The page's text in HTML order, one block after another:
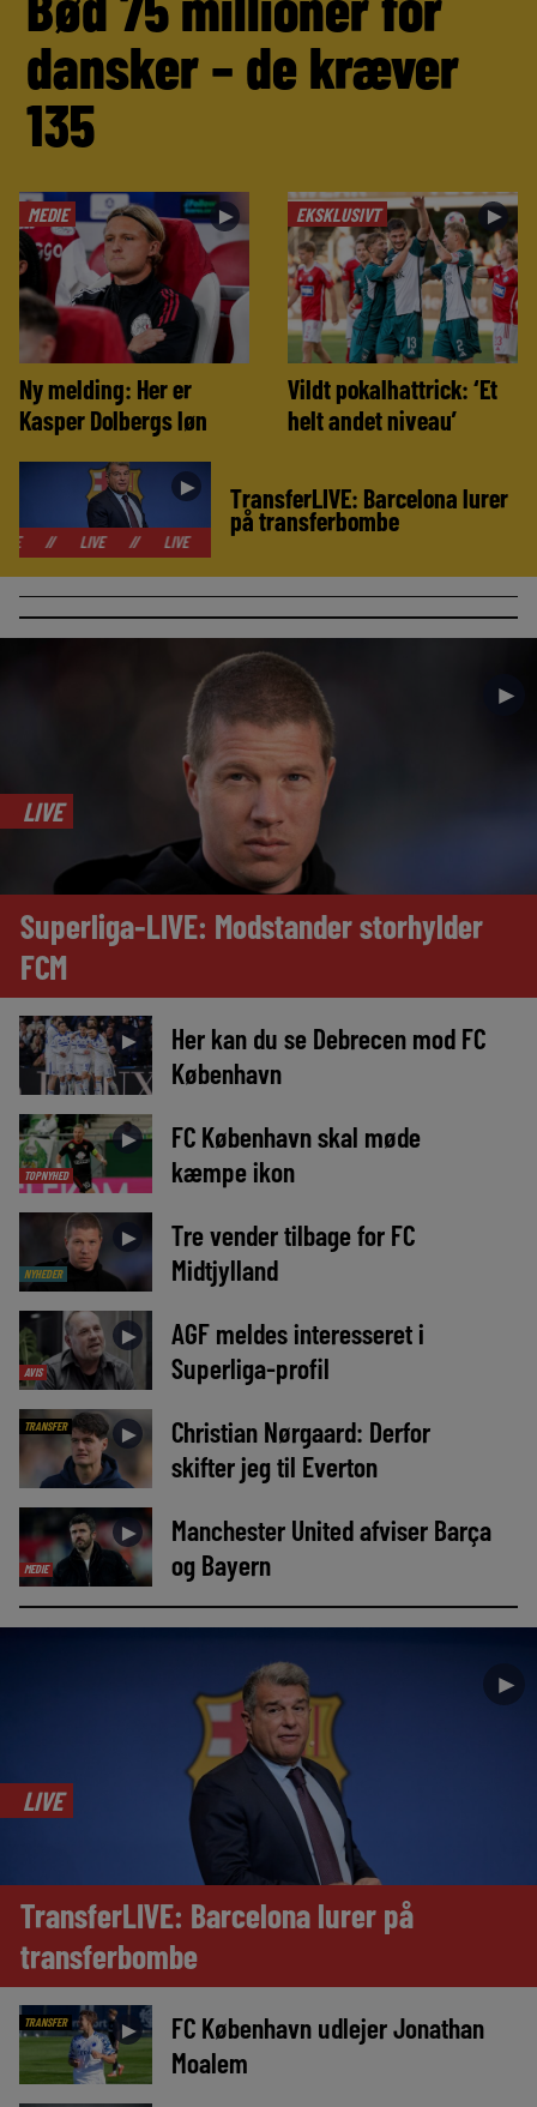
dansker – de kræver
135
MEDIE ►
Ny melding: Her er
Kasper Dolbergs løn
EKSKLUSIVT ►
Vildt pokalhattrick: ‘Et
helt andet niveau’
►
LIVE // LIVE // LIVE //
TransferLIVE: Barcelona lurer
på transferbombe
►
LIVE
Superliga-LIVE: Modstander storhylder
FCM
►
Her kan du se Debrecen mod FC
København
TOPNYHED
►
FC København skal møde
kæmpe ikon
NYHEDER
►
Tre vender tilbage for FC
Midtjylland
AVIS
►
AGF meldes interesseret i
Superliga-profil
TRANSFER ►
Christian Nørgaard: Derfor
skifter jeg til Everton
MEDIE
►
Manchester United afviser Barça
og Bayern
►
LIVE
TransferLIVE: Barcelona lurer på
transferbombe
TRANSFER ►
FC København udlejer Jonathan
Moalem